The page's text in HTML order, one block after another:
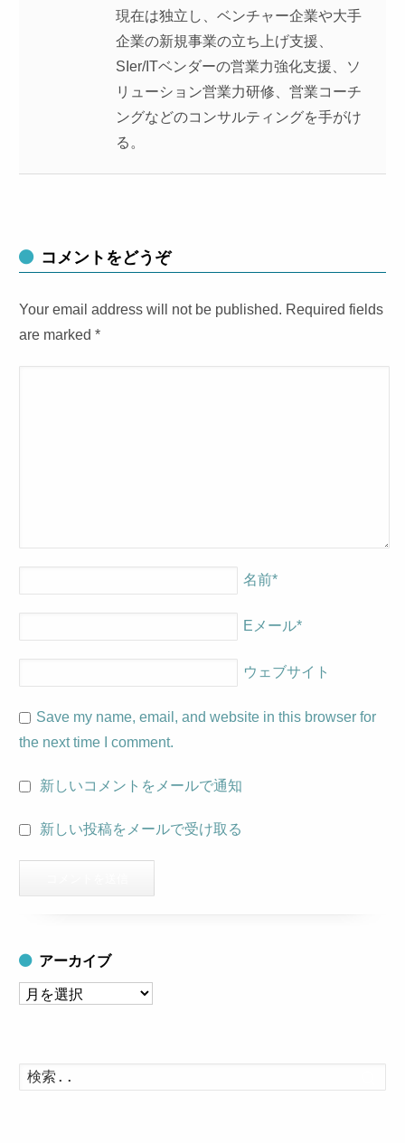
現在は独立し、ベンチャー企業や大手
企業の新規事業の立ち上げ支援、
SIer/ITベンダーの営業力強化支援、ソ
リューション営業力研修、営業コーチ
ングなどのコンサルティングを手がけ
る。
コメントをどうぞ
Your email address will not be published. Required fields
are marked*
名前*
Eメール*
ウェブサイト
Save my name, email, and website in this browser for
the next time I comment.
新しいコメントをメールで通知
新しい投稿をメールで受け取る
アーカイブ
ア
イ
ブ
索